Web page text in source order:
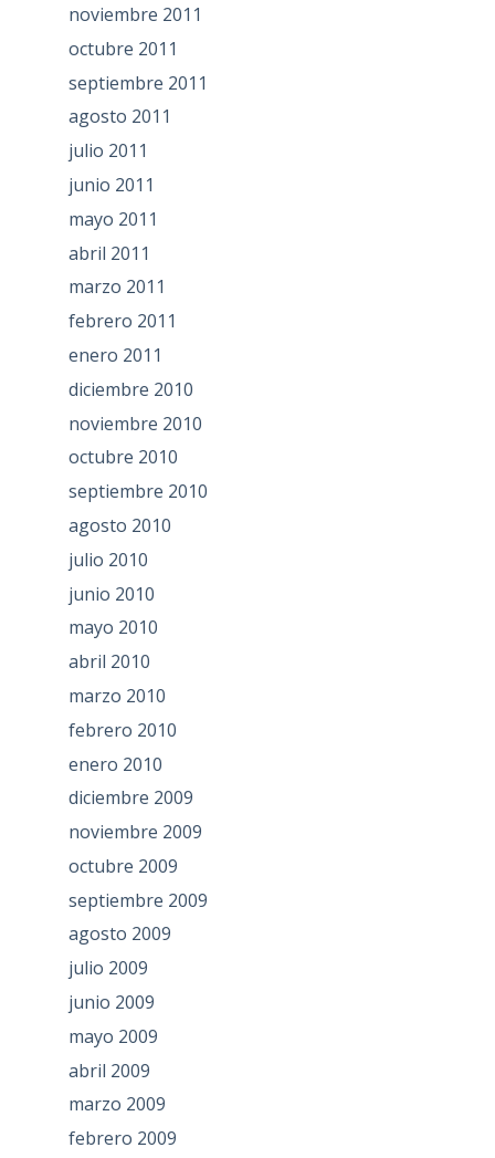
noviembre 2011
octubre 2011
septiembre 2011
agosto 2011
julio 2011
junio 2011
mayo 2011
abril 2011
marzo 2011
febrero 2011
enero 2011
diciembre 2010
noviembre 2010
octubre 2010
septiembre 2010
agosto 2010
julio 2010
junio 2010
mayo 2010
abril 2010
marzo 2010
febrero 2010
enero 2010
diciembre 2009
noviembre 2009
octubre 2009
septiembre 2009
agosto 2009
julio 2009
junio 2009
mayo 2009
abril 2009
marzo 2009
febrero 2009